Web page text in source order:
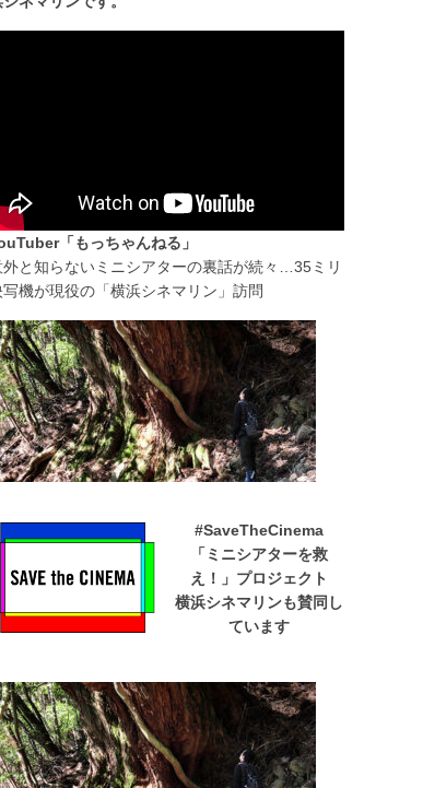
「もっちゃんねる」
外と知らないミニシアターの裏話が続々…35ミリ
写機が現役の「横浜シネマリン」訪問
#SaveTheCinema
「ミニシアターを救
え！」プロジェクト
横浜シネマリンも賛同し
ています